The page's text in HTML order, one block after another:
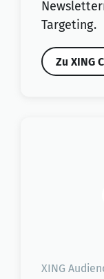
Targeting.
Zu XING
XING